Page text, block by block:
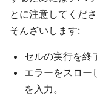
とに注意してくだ
そんざいします:
セルの実行を終
エラーをスロー
を入力。